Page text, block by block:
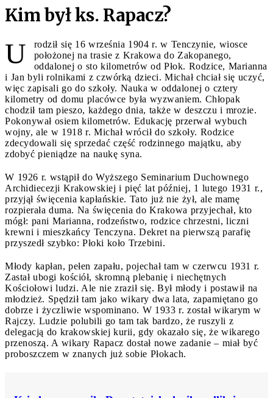
Kim był ks. Rapacz?
U
rodził się 16 września 1904 r. w Tenczynie, wiosce
położonej na trasie z Krakowa do Zakopanego,
oddalonej o sto kilometrów od Płok. Rodzice, Marianna
i Jan byli rolnikami z czwórką dzieci. Michał chciał się uczyć,
więc zapisali go do szkoły. Nauka w oddalonej o cztery
kilometry od domu placówce była wyzwaniem. Chłopak
chodził tam pieszo, każdego dnia, także w deszczu i mrozie.
Pokonywał osiem kilometrów. Edukację przerwał wybuch
wojny, ale w 1918 r. Michał wrócił do szkoły. Rodzice
zdecydowali się sprzedać część rodzinnego majątku, aby
zdobyć pieniądze na naukę syna.
W 1926 r. wstąpił do Wyższego Seminarium Duchownego
Archidiecezji Krakowskiej i pięć lat później, 1 lutego 1931 r.,
przyjął święcenia kapłańskie. Tato już nie żył, ale mamę
rozpierała duma. Na święcenia do Krakowa przyjechał, kto
mógł: pani Marianna, rodzeństwo, rodzice chrzestni, liczni
krewni i mieszkańcy Tenczyna. Dekret na pierwszą parafię
przyszedł szybko: Płoki koło Trzebini.
Młody kapłan, pełen zapału, pojechał tam w czerwcu 1931 r.
Zastał ubogi kościół, skromną plebanię i niechętnych
Kościołowi ludzi. Ale nie zraził się. Był młody i postawił na
młodzież. Spędził tam jako wikary dwa lata, zapamiętano go
dobrze i życzliwie wspominano. W 1933 r. został wikarym w
Rajczy. Ludzie polubili go tam tak bardzo, że ruszyli z
delegacją do krakowskiej kurii, gdy okazało się, że wikarego
przenoszą. A wikary Rapacz dostał nowe zadanie – miał być
proboszczem w znanych już sobie Płokach.